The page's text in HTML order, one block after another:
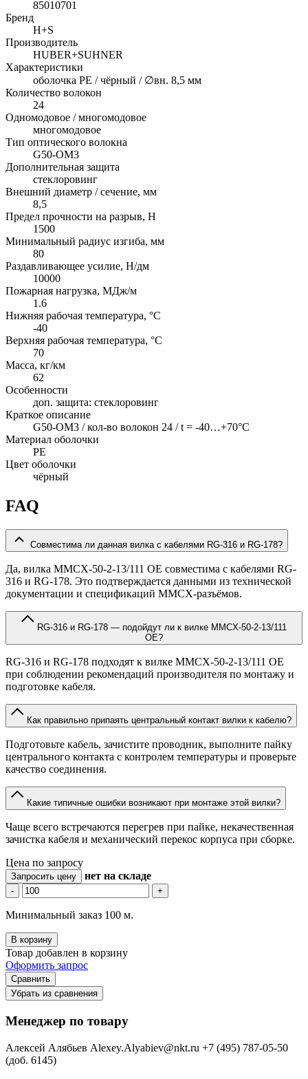
85010701
Бренд
H+S
Производитель
HUBER+SUHNER
Характеристики
оболочка PE / чёрный / ∅вн. 8,5 мм
Количество волокон
24
Одномодовое / многомодовое
многомодовое
Тип оптического волокна
G50-OM3
Дополнительная защита
cтеклоровинг
Внешний диаметр / сечение, мм
8,5
Предел прочности на разрыв, H
1500
Минимальный радиус изгиба, мм
80
Раздавливающее усилие, Н/дм
10000
Пожарная нагрузка, МДж/м
1.6
Нижняя рабочая температура, °C
-40
Верхняя рабочая температура, °C
70
Масса, кг/км
62
Особенности
доп. защита: cтеклоровинг
Краткое описание
G50-OM3 / кол-во волокон 24 / t = -40…+70°C
Материал оболочки
PE
Цвет оболочки
чёрный
FAQ
Совместима ли данная вилка с кабелями RG-316 и RG-178?
Да, вилка MMCX-50-2-13/111 OE совместима с кабелями RG-
316 и RG-178. Это подтверждается данными из технической
документации и спецификаций MMCX-разъёмов.
OE?
RG-316 и RG-178 подходят к вилке MMCX-50-2-13/111 OE
при соблюдении рекомендаций производителя по монтажу и
подготовке кабеля.
Как правильно припаять центральный контакт вилки к кабелю?
Подготовьте кабель, зачистите проводник, выполните пайку
центрального контакта с контролем температуры и проверьте
качество соединения.
Какие типичные ошибки возникают при монтаже этой вилки?
Чаще всего встречаются перегрев при пайке, некачественная
зачистка кабеля и механический перекос корпуса при сборке.
Цена по запросу
Запросить цену нет на складе
- +
Минимальный заказ 100 м.
В корзину
Товар добавлен в корзину
Оформить запрос
Сравнить
Убрать из сравнения
Менеджер по товару
Алексей Алябьев Alexey.Alyabiev@nkt.ru +7 (495) 787-05-50
(доб. 6145)